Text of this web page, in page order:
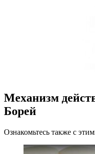
Механизм
Борей
Ознакомьтесь также с